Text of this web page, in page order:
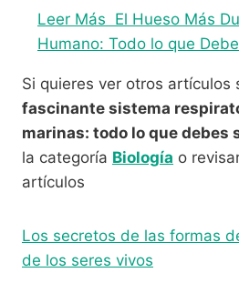
Leer Más El Hueso Más
Humano: Todo lo que
Si quieres ver otros artículos
fascinante sistema
marinas: todo lo que debes
la categoría Biología o
artículos
Los secretos de las formas
de los seres vivos